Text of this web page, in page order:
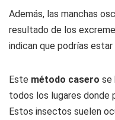
Además, las manchas
resultado de los
indican que podrías
Este método casero se
todos los lugares donde
Estos insectos suelen